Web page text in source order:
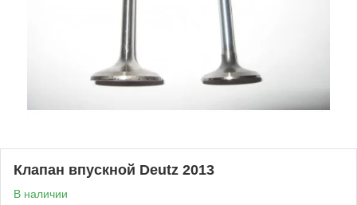
Клапан впускной Deutz 2013
В наличии